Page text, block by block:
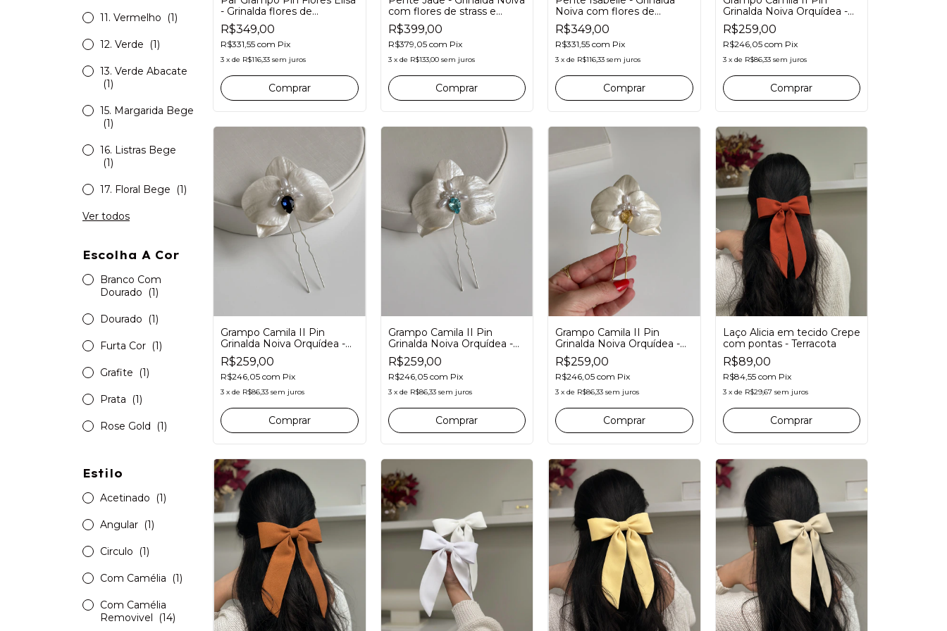
11. Vermelho (1)
12. Verde (1)
13. Verde Abacate
(1)
15. Margarida Bege
(1)
16. Listras Bege
(1)
17. Floral Bege (1)
Ver todos
Escolha A Cor
Branco Com
Dourado
(1)
Dourado (1)
Furta Cor (1)
Grafite (1)
Prata (1)
Rose Gold (1)
Estilo
Acetinado (1)
Angular (1)
Circulo (1)
Com Camélia (1)
Com Camélia
Removivel
(14)
- Grinalda flores de
porcelana para noivas
R$349,00
R$331,55 com Pix
3 x de R$116,33 sem juros
Comprar
com flores de strass e
zircônias
R$399,00
R$379,05 com Pix
3 x de R$133,00 sem juros
Noiva com flores de
porcelana e pérolas
R$349,00
R$331,55 com Pix
3 x de R$116,33 sem juros
Grinalda Noiva Orquídea -
Miolo Zircônias e pérolas
R$259,00
R$246,05 com Pix
3 x de R$86,33 sem juros
Grampo Camila II Pin
Grinalda Noiva Orquídea -
Miolo Azul Safira
Something Blue
R$259,00
R$246,05 com Pix
3 x de R$86,33 sem juros
Grampo Camila II Pin
Grinalda Noiva Orquídea -
Miolo Azul Céu Something
Blue
R$259,00
R$246,05 com Pix
3 x de R$86,33 sem juros
Grampo Camila II Pin
Grinalda Noiva Orquídea -
Miolo Dourado
R$259,00
R$246,05 com Pix
3 x de R$86,33 sem juros
Laço Alicia em tecido Crepe
com pontas - Terracota
R$89,00
R$84,55 com Pix
3 x de R$29,67 sem juros